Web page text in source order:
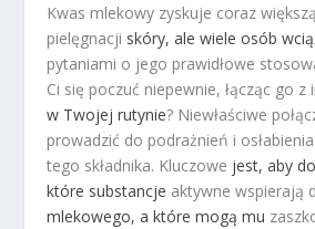
Kwas mlekowy zyskuje coraz
pielęgnacji skóry, ale wiele osób
pytaniami o jego prawidłowe
Ci się poczuć niepewnie, łącząc go z
w Twojej rutynie? Niewłaściwe
prowadzić do podrażnień i
tego składnika. Kluczowe jest, aby
które substancje aktywne wspierają
mlekowego, a które mogą mu